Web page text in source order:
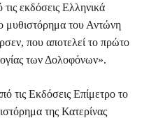
εκδόσεις Ελληνικά
μυθιστόρημα του Αντώνη
που αποτελεί το πρώτο
των Δολοφόνων».
τις Εκδόσεις Επίμετρο το
της Κατερίνας